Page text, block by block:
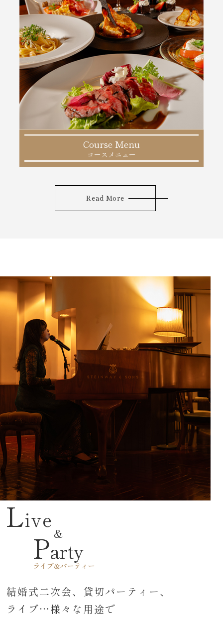
Course Menu
コースメニュー
Read More
Live
Party
ライブ&パーティー
結婚式二次会、貸切パーティー、
ライブ…様々な用途で